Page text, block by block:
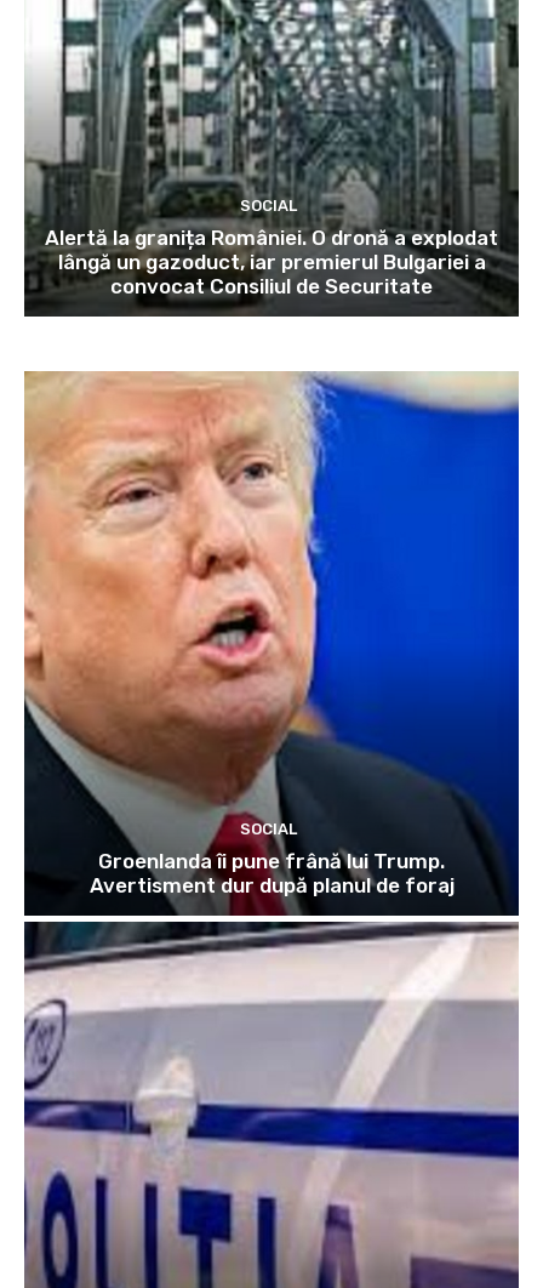
SOCIAL
Alertă la granița României. O dronă a explodat
lângă un gazoduct, iar premierul Bulgariei a
convocat Consiliul de Securitate
SOCIAL
Groenlanda îi pune frână lui Trump.
Avertisment dur după planul de foraj